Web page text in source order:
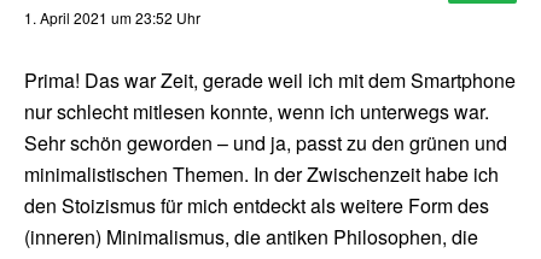
1. April 2021 um 23:52 Uhr
Prima! Das war Zeit, gerade weil ich mit dem Smartphone
nur schlecht mitlesen konnte, wenn ich unterwegs war.
Sehr schön geworden – und ja, passt zu den grünen und
minimalistischen Themen. In der Zwischenzeit habe ich
den Stoizismus für mich entdeckt als weitere Form des
(inneren) Minimalismus, die antiken Philosophen, die